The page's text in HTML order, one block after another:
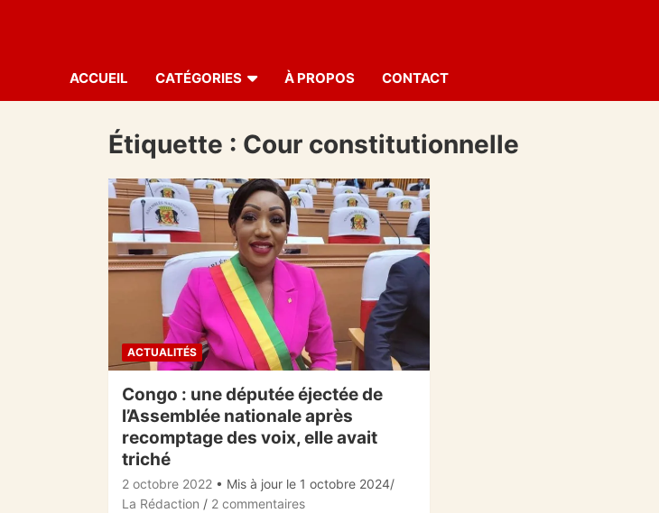
ACCUEIL CATÉGORIES À PROPOS CONTACT
Étiquette : Cour constitutionnelle
ACTUALITÉS
Congo : une députée éjectée de
l’Assemblée nationale après
recomptage des voix, elle avait
triché
2 octobre 2022 • Mis à jour le 1 octobre 2024
La Rédaction
2 commentaires